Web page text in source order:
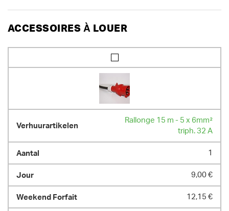
      2. 50 % - 9 kW
      4.  100 %  - 18 kW
DIMENSIONS (L X L X H) :
32.00 kg
ACCESSOIRES À LOUER
Rallonge 15 m - 5 x 6mm²
triph. 32 A
1
9,00 €
12,15 €